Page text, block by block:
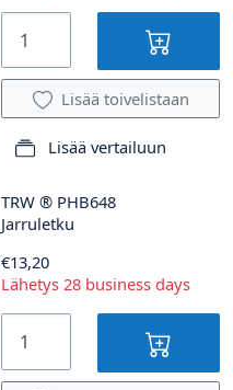
Lisää toivelistaan
Lisää vertailuun
TRW ® PHB648
Jarruletku
€13,20
Lähetys 28 business days